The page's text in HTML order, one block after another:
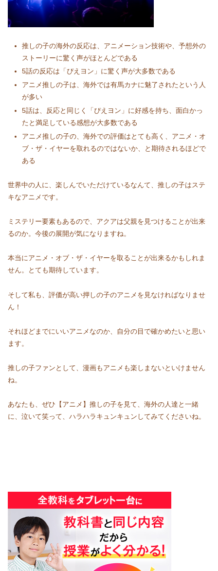
推しの子の海外の反応は、アニメーション技術や、予想外の
ストーリーに驚く声がほとんどである
5話の反応は「ぴえヨン」に驚く声が大多数である
アニメ推しの子は、海外では有馬カナに魅了されたという人
が多い
5話は、反応と同じく「ぴえヨン」に好感を持ち、面白かっ
たと満足している感想が大多数である
アニメ推しの子の、海外での評価はとても高く、アニメ・オ
ブ・ザ・イヤーを取れるのではないか、と期待されるほどで
ある
世界中の人に、楽しんでいただけているなんて、推しの子はステ
キなアニメです。
ミステリー要素もあるので、アクアは父親を見つけることが出来
るのか。今後の展開が気になりますね。
本当にアニメ・オブ・ザ・イヤーを取ることが出来るかもしれま
せん。とても期待しています。
そして私も、評価が高い押しの子のアニメを見なければなりませ
ん！
それほどまでにいいアニメなのか、自分の目で確かめたいと思い
ます。
推しの子ファンとして、漫画もアニメも楽しまないといけません
ね。
あなたも、ぜひ【アニメ】推しの子を見て、海外の人達と一緒
に、泣いて笑って、ハラハラキュンキュンしてみてくださいね。